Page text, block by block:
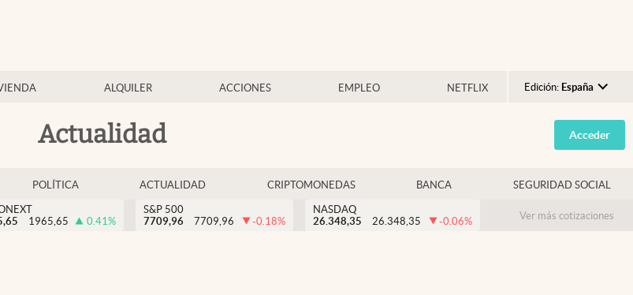
ALQUILER ACCIONES EMPLEO NETFLIX Edición: España
Argentina
España
USA
Colombia
Actualidad Acceder
POLÍTICA ACTUALIDAD CRIPTOMONEDAS BANCA SEGURIDAD SOCIAL
1965,65 0.41%
S&P 500
7709,96
7709,96 -0.18%
NASDAQ
26.348,35
26.348,35 -0.06% Ver más cotizaciones